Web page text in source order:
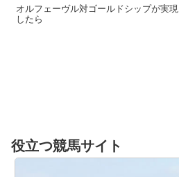
オルフェーヴル対ゴールドシップが実現
したら
役立つ競馬サイト